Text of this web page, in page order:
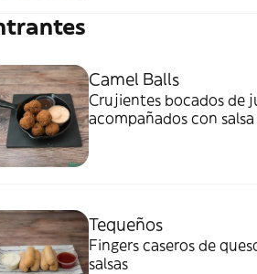
Camel Balls
Crujientes bocados de
acompañados con
Tequeños
Fingers caseros de
salsas